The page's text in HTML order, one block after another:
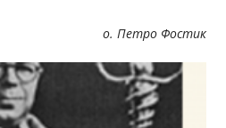
о. Петро Фостик